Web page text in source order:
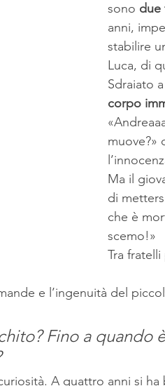
sono due
anni,
stabilire
Luca, di
Sdraiato
corpo
muove?»
Ma il
di
che è
scemo!»
Tra
e l’ingenuità del
Fino a quando
A quattro anni si